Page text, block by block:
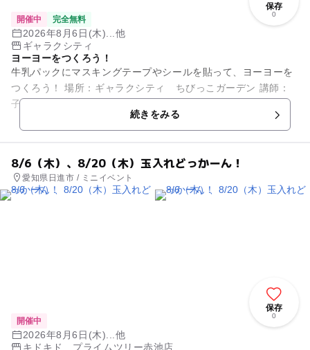
保存
0
開催中 完全無料
2026年8月6日(木)...他
ギャラクシティ
ヨーヨーをつくろう！
牛乳パックにマスキングテープやシールを貼って、ヨーヨーを
つくろう！ 場所：ギャラクシティ ちびっこガーデン 講師：
子育てサロン西新井スタッフ
続きをみる
8/6（木）、8/20（木）玉入れどっかーん！
愛知県日進市 / ミニイベント
保存
0
開催中
2026年8月6日(木)...他
キドキド プライムツリー赤池店